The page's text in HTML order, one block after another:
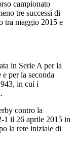
campionato
tre successi di
tra maggio 2015 e
in Serie A per la
per la seconda
in cui i
contro la
1 il 26 aprile 2015 in
la rete iniziale di